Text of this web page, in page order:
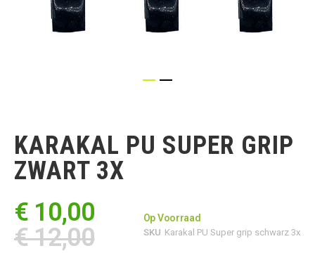
begin
van
de
afbeeldingen-
KARAKAL PU SUPER GRIP
ZWART 3X
€ 10,00
€ 12,00
Op Voorraad
SKU Karakal PU Super grip schwarz 3x